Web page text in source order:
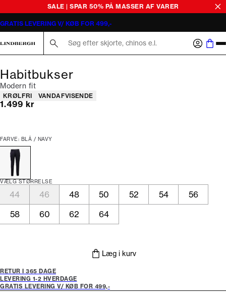
SALE | SPAR 50% PÅ MASSER AF VARER
GRATIS LEVERING V/ KØB FOR 499,-
Habitbukser
Modern fit
Produkt egenskaber
KRØLFRI VANDAFVISENDE
I alt (inkl. rabat)
1.499 kr
FARVE: BLÅ / NAVY
VÆLG STØRRELSE
44 46 48 50 52 54
56
58
60 62 64
Læg i kurv
RETUR I 365 DAGE
LEVERING 1-2 HVERDAGE
GRATIS LEVERING V/ KØB FOR 499,-